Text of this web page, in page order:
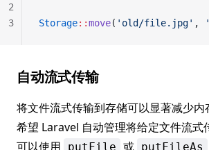
Storage::move( 'old/file.jpg' ,
2
3
自动流式传输
将文件流式传输到存储可以显著减少内
希望 Laravel 自动管理将给定文件流式
可以使用
putFile 或 putFileAs